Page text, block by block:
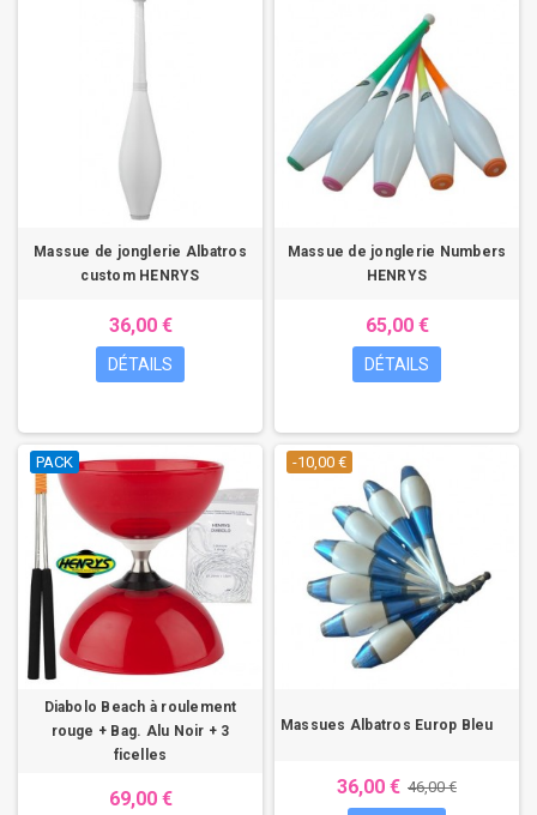
Massue de jonglerie Albatros
custom HENRYS
36,00 €
DÉTAILS
Massue de jonglerie Numbers
HENRYS
65,00 €
DÉTAILS
PACK
Diabolo Beach à roulement
rouge + Bag. Alu Noir + 3
ficelles
69,00 €
-10,00 €
Massues Albatros Europ Bleu
36,00 € 46,00 €